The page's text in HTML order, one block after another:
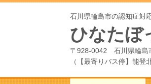
石川県輪島市の認知症対
ひなたぼ
〒928-0042 石川県輪島
（
【最寄りバス停】能